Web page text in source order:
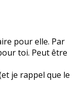
pour elle. Par
toi. Peut être
je rappel que le